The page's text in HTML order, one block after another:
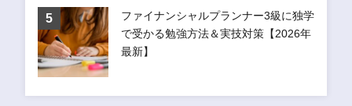
ファイナンシャルプランナー3級に独学
で受かる勉強方法＆実技対策【2026年
最新】